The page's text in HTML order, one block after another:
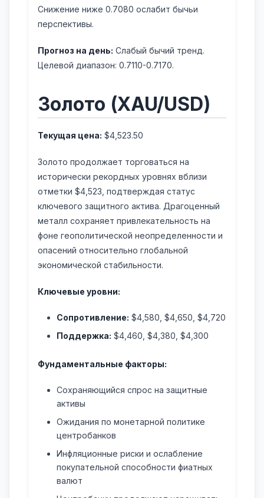
Снижение ниже 0.7080 ослабит бычьи
перспективы.
Прогноз на день: Слабый бычий тренд.
Целевой диапазон: 0.7110-0.7170.
Золото (XAU/USD)
Текущая цена: $4,523.50
Золото продолжает торговаться на
исторически рекордных уровнях вблизи
отметки $4,523, подтверждая статус
ключевого защитного актива. Драгоценный
металл сохраняет привлекательность на
фоне геополитической неопределенности и
опасений относительно глобальной
экономической стабильности.
Ключевые уровни:
Сопротивление: $4,580, $4,650, $4,720
Поддержка: $4,460, $4,380, $4,300
Фундаментальные факторы:
Сохраняющийся спрос на защитные
активы
Ожидания по монетарной политике
центробанков
Инфляционные риски и ослабление
покупательной способности фиатных
валют